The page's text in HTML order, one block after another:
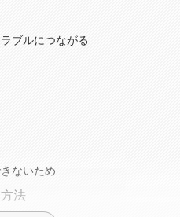
ブルにつながる
ないため
法